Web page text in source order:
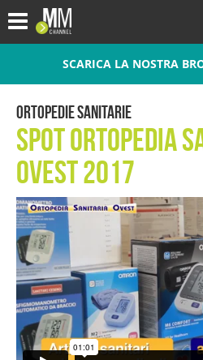
SCARICA LA NOSTRA
Ortopedie Sanitarie
Spot Ortopedia
Ovest 2017